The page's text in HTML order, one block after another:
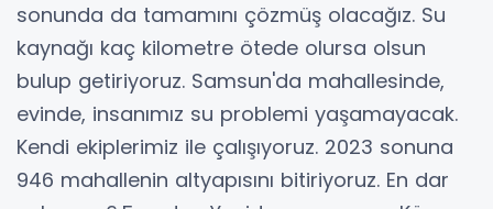
sonunda da tamamını çözmüş olacağız. Su
kaynağı kaç kilometre ötede olursa olsun
bulup getiriyoruz. Samsun'da mahallesinde,
evinde, insanımız su problemi yaşamayacak.
Kendi ekiplerimiz ile çalışıyoruz. 2023 sonuna
946 mahallenin altyapısını bitiriyoruz. En dar